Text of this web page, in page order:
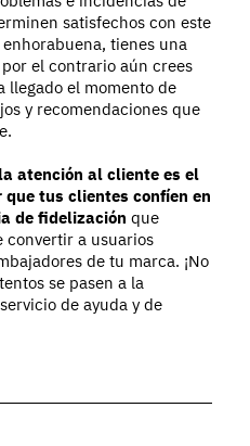
satisfechos con este
tienes una
por el contrario aún crees
llegado el momento de
y recomendaciones que
la atención al cliente es el
que tus clientes confíen en
de fidelización que
convertir a usuarios
de tu marca. ¡No
se pasen a la
de ayuda y de